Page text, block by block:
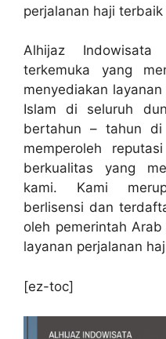
perjalanan haji
Alhijaz
terkemuka yang
menyediakan
Islam di seluruh
bertahun – tahun
memperoleh
berkualitas yang
kami. Kami
berlisensi dan
oleh pemerintah
layanan perjalanan
[ez-toc]